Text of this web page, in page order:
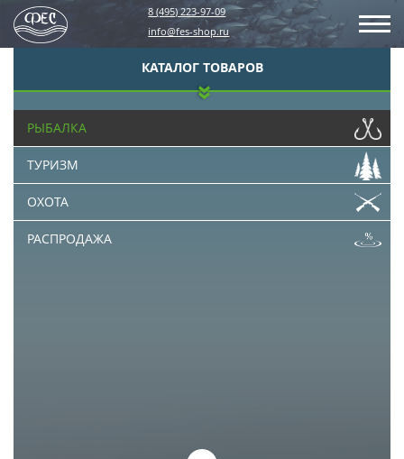
8 (495) 223-97-09
info@fes-shop.ru
КАТАЛОГ ТОВАРОВ
РЫБАЛКА
ТУРИЗМ
ОХОТА
РАСПРОДАЖА